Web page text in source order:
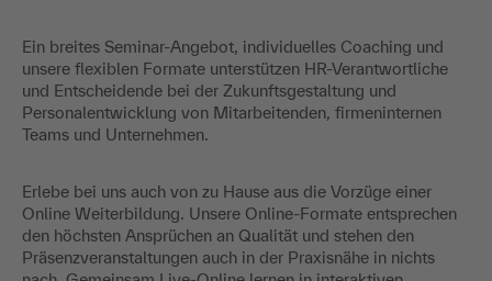
Ein breites Seminar-Angebot, individuelles Coaching und
unsere flexiblen Formate unterstützen HR-Verantwortliche
und Entscheidende bei der Zukunftsgestaltung und
Personalentwicklung von Mitarbeitenden, firmeninternen
Teams und Unternehmen.
Erlebe bei uns auch von zu Hause aus die Vorzüge einer
Online Weiterbildung. Unsere Online-Formate entsprechen
den höchsten Ansprüchen an Qualität und stehen den
Präsenzveranstaltungen auch in der Praxisnähe in nichts